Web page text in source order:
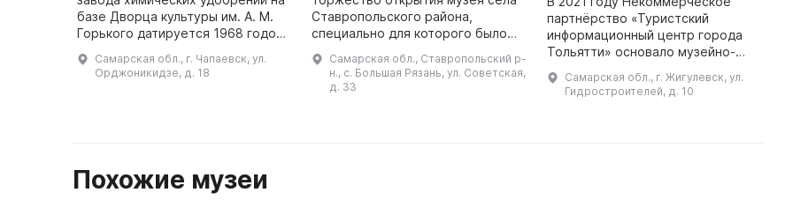
базе Дворца культуры им. А. М.
Горького датируется 1968 годом.
наполняемости музея возложили
Самарская обл., г. Чапаевск, ул.
Орджоникидзе, д. 18
Ставропольского района,
специально для которого было
В нем можно познакомиться с
бытом и укладом селян, узнать о
Самарская обл., Ставропольский р-
н., с. Большая Рязань, ул. Советская,
д. 33
партнёрство «Туристский
информационный центр города
Тольятти» основало музейно-
«Жигулёвская мозаика» в городе
Жигулёвске. В этом комплексе
Самарская обл., г. Жигулевск, ул.
Гидростроителей, д. 10
Похожие музеи